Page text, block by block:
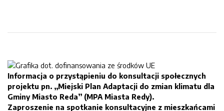
Informacja o przystąpieniu do konsultacji społecznych
projektu pn. „Miejski Plan Adaptacji do zmian klimatu dla
Gminy Miasto Reda” (MPA Miasta Redy).
Zaproszenie na spotkanie konsultacyjne z mieszkańcami